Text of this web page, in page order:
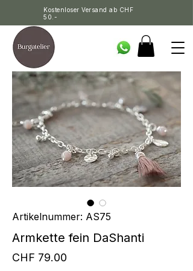
Kostenloser Versand ab CHF
50.-
Artikelnummer: AS75
Armkette fein DaShanti
CHF 79.00